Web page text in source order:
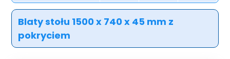
Blaty stołu 1500 x 740 x 45 mm z
pokryciem